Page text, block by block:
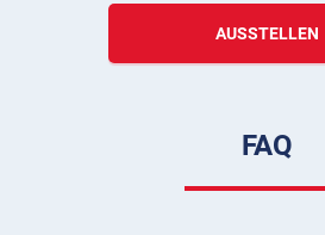
AUSSTELLEN
FAQ